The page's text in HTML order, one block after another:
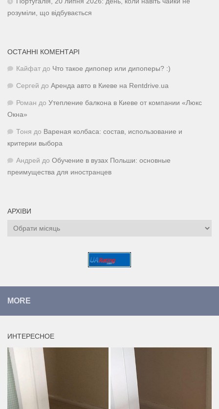
розуміли, що відбувається
ОСТАННІ КОМЕНТАРІ
Кайфат до Что такое дипопер или дипоперы? :)
Сергей до Аренда авто в Киеве на Rentdrive.ua
Роман до Утепление балкона в Киеве от компании «Люкс
Окна»
Тоня до Вареная колбаса: состав, использование и
критерии выбора
Андрей до Обучение в вузах Польши: основные
преимущества для иностранцев
АРХІВИ
Архіви
MORE
ИНТЕРЕСНОЕ